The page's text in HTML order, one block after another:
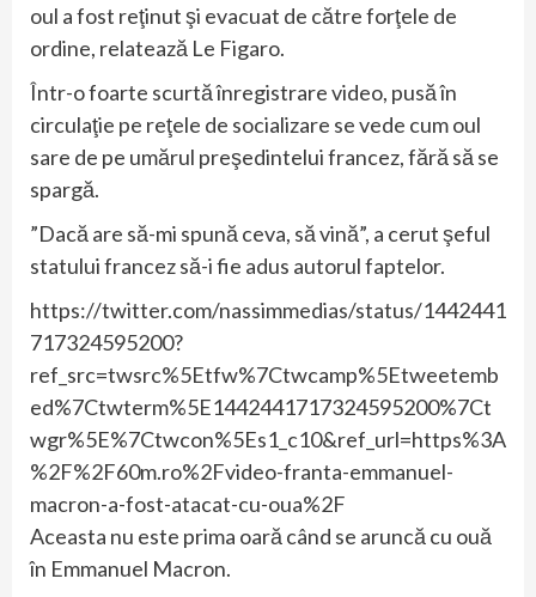
oul a fost reţinut şi evacuat de către forţele de
ordine, relatează Le Figaro.
Într-o foarte scurtă înregistrare video, pusă în
circulaţie pe reţele de socializare se vede cum oul
sare de pe umărul preşedintelui francez, fără să se
spargă.
”Dacă are să-mi spună ceva, să vină”, a cerut şeful
statului francez să-i fie adus autorul faptelor.
https://twitter.com/nassimmedias/status/1442441
717324595200?
ref_src=twsrc%5Etfw%7Ctwcamp%5Etweetemb
ed%7Ctwterm%5E1442441717324595200%7Ct
wgr%5E%7Ctwcon%5Es1_c10&ref_url=https%3A
%2F%2F60m.ro%2Fvideo-franta-emmanuel-
macron-a-fost-atacat-cu-oua%2F
Aceasta nu este prima oară când se aruncă cu ouă
în Emmanuel Macron.